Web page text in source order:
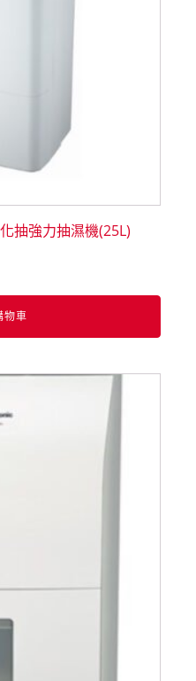
抽強力抽濕機(25L)
物車